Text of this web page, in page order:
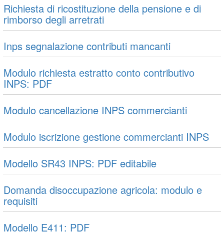
Richiesta di ricostituzione della pensione e di
rimborso degli arretrati
Inps segnalazione contributi mancanti
Modulo richiesta estratto conto contributivo
INPS: PDF
Modulo cancellazione INPS commercianti
Modulo iscrizione gestione commercianti INPS
Modello SR43 INPS: PDF editabile
Domanda disoccupazione agricola: modulo e
requisiti
Modello E411: PDF